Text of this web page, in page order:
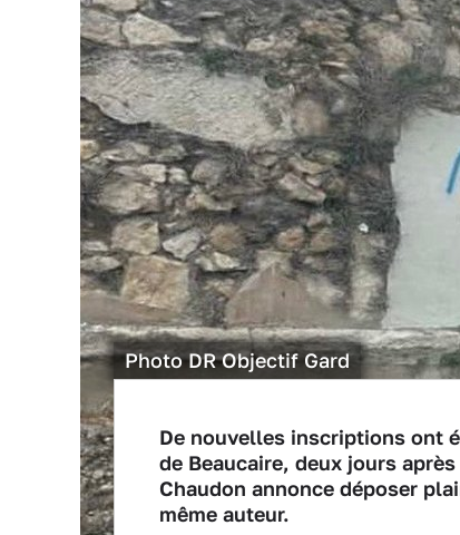
Photo DR Objectif Gard
De nouvelles inscriptions ont
de Beaucaire, deux jours
Chaudon annonce déposer
même auteur.